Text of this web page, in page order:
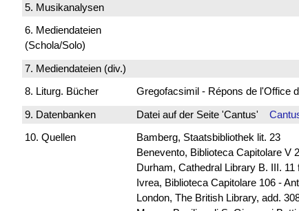
5. Musikanalysen
6. Mediendateien
(Schola/Solo)
7. Mediendateien (div.)
8. Liturg. Bücher
Gregofacsimil - Répons de l'Office
9. Datenbanken
Datei auf der Seite 'Cantus'
10. Quellen
Bamberg, Staatsbibliothek lit. 23
Benevento, Biblioteca Capitolare V
Durham, Cathedral Library B. III. 11
Ivrea, Biblioteca Capitolare 106 -
London, The British Library, add.